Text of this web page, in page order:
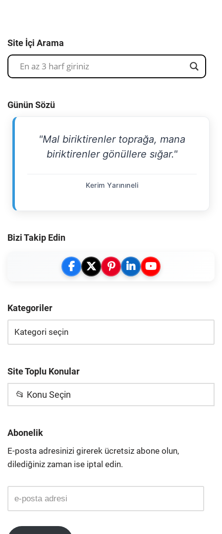
Site İçi Arama
Günün Sözü
"Mal biriktirenler toprağa, mana
biriktirenler gönüllere sığar."
Kerim Yarınıneli
Bizi Takip Edin
Kategoriler
Site Toplu Konular
📂 Konu Seçin
Abonelik
E-posta adresinizi girerek ücretsiz abone olun,
dilediğiniz zaman ise iptal edin.